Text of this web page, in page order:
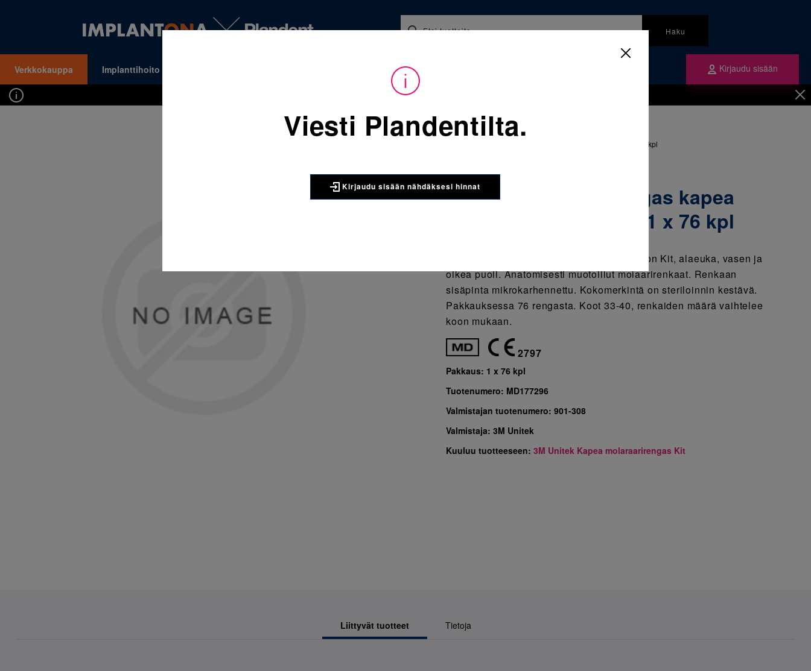
Haku
Verkkokauppa Implanttihoito Ajankohtaista Kirjaudu sisään
Kirjaudu sisään nähdäksesi hinnat. Tarvitsetko tunnukset verkkokauppaan? Tilaa ne
Sijainti:Tarvikkeet / Oikominen
901-308 Molaraarirengas kapea Introduction Kit, alas 1 x 76 kpl
3M UNITEK
901-308 Molaraarirengas kapea
Introduction Kit, alas 1 x 76 kpl
Molaraarirengas kapea "narrow" Introduction Kit, alaeuka, vasen ja
oikea puoli. Anatomisesti muotoillut molaarirenkaat. Renkaan
sisäpinta mikrokarhennettu. Kokomerkintä on steriloinnin kestävä.
Pakkauksessa 76 rengasta. Koot 33-40, renkaiden määrä vaihtelee
koon mukaan.
2797
Pakkaus: 1 x 76 kpl
Tuotenumero: MD177296
Valmistajan tuotenumero:901-308
Valmistaja:3M Unitek
Kuuluu tuotteeseen:3M Unitek Kapea molaraarirengas Kit
Liittyvät tuotteet Tietoja
Viesti Plandentilta.
Kirjaudu sisään nähdäksesi hinnat